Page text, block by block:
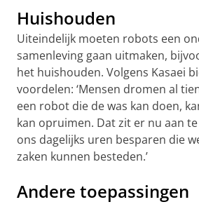
Huishouden
Uiteindelijk moeten robots een
samenleving gaan uitmaken,
het huishouden. Volgens Kasaei
voordelen: ‘Mensen dromen al
een robot die de was kan doen,
kan opruimen. Dat zit er nu aan
ons dagelijks uren besparen die
zaken kunnen besteden.’
Andere toepassingen